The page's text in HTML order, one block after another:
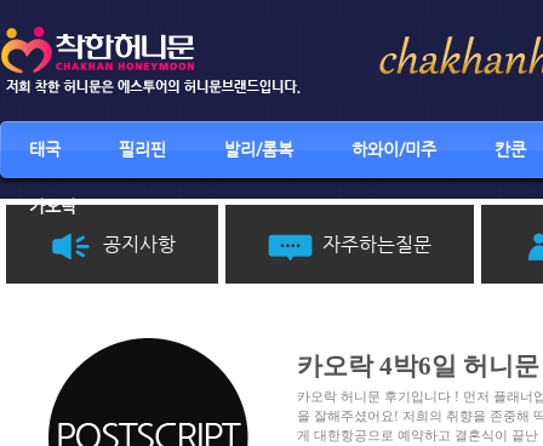
태국 필리핀 발리/롬복 하와이/미주 칸쿤
카오락
공지사항 자주하는질문
카오락 4박6일 허니
카오락 허니문 후기입니다 ! 먼저 플래너
을 잘해주셨어요! 저희의 취향을 존중해
게 대한항공으로 예약하고 결혼식이 끝